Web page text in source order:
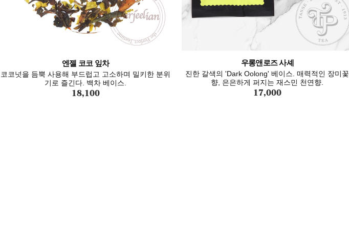
엔젤 코코 잎차
코코넛을 듬뿍 사용해 부드럽고 고소하며 밀키한 분위
기로 즐긴다. 백차 베이스.
18,100
우롱앤로즈 사셰
진한 갈색의 'Dark Oolong' 베이스. 매력적인 장미꽃
향, 은은하게 퍼지는 재스민 천연향.
17,000